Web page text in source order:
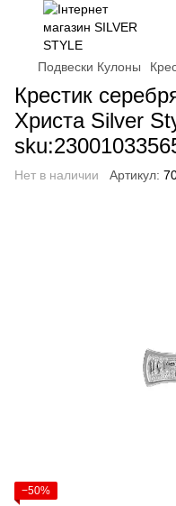
Подвески Кулоны
Крестик
Христа Silver
Нет в наличии Артикул:
−50%